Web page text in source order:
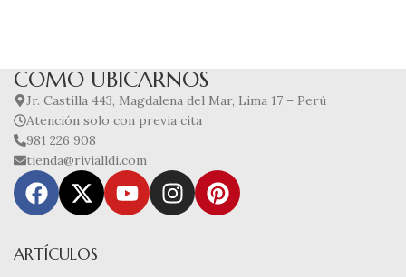
COMO UBICARNOS
Jr. Castilla 443, Magdalena del Mar, Lima 17 – Perú
Atención solo con previa cita
981 226 908
tienda@rivialldi.com
ARTÍCULOS